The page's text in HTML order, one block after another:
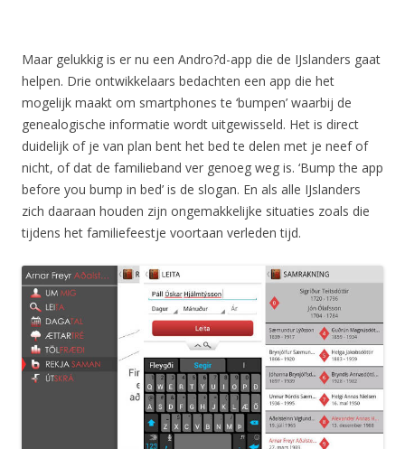
Maar gelukkig is er nu een Andro?d-app die de IJslanders gaat
helpen. Drie ontwikkelaars bedachten een app die het
mogelijk maakt om smartphones te ‘bumpen’ waarbij de
genealogische informatie wordt uitgewisseld. Het is direct
duidelijk of je van plan bent het bed te delen met je neef of
nicht, of dat de familieband ver genoeg weg is. ‘Bump the app
before you bump in bed’ is de slogan. En als alle IJslanders
zich daaraan houden zijn ongemakkelijke situaties zoals die
tijdens het familiefeestje voortaan verleden tijd.